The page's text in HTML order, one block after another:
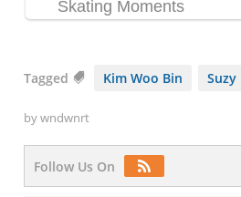
Tagged Kim Woo Bin Suzy
bywndwnrt
Follow Us On